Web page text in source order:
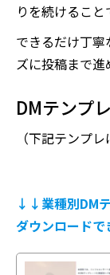
りを続けること
できるだけ丁
ズに投稿まで進
DMテンプ
（下記テンプ
↓↓業種別DM
ダウンロード